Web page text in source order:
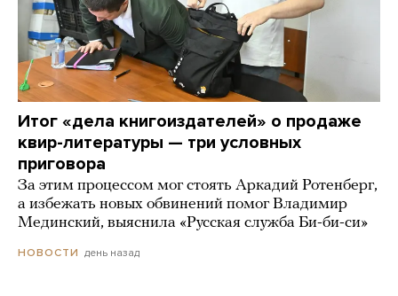
Итог «дела книгоиздателей» о продаже
квир-литературы — три условных
приговора
За этим процессом мог стоять Аркадий Ротенберг,
а избежать новых обвинений помог Владимир
Мединский, выяснила «Русская служба Би-би-си»
НОВОСТИ день назад